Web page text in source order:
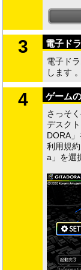
3 電子ド
電子ド
します 。
4 ゲーム
さっそ
デスク
DORA
利用規
a」を選